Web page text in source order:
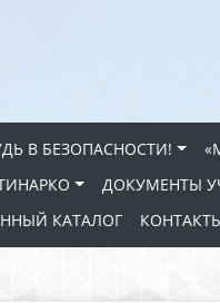
В БЕЗОПАСНОСТИ!
ДОКУМЕНТЫ
КАТАЛОГ